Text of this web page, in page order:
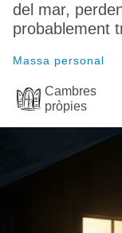
del mar,
probablement
Massa personal
Cambres
pròpies